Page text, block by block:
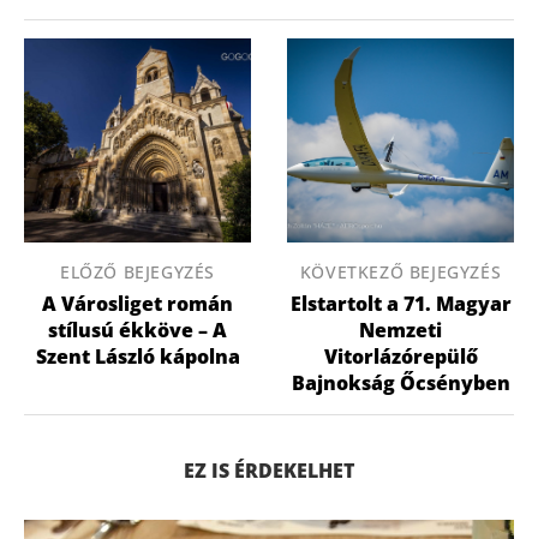
ELŐZŐ BEJEGYZÉS
A Városliget román
stílusú ékköve – A
Szent László kápolna
KÖVETKEZŐ BEJEGYZÉS
Elstartolt a 71. Magyar
Nemzeti
Vitorlázórepülő
Bajnokság Őcsényben
EZ IS ÉRDEKELHET